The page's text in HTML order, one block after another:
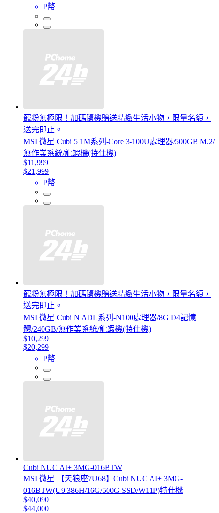
P幣
寵粉無極限！加碼隨機贈送精緻生活小物，限量名額，
送完即止。
MSI 微星 Cubi 5 1M系列-Core 3-100U處理器/500GB M.2/
無作業系統/龍蝦機(特仕機)
$11,999
$21,999
P幣
寵粉無極限！加碼隨機贈送精緻生活小物，限量名額，
送完即止。
MSI 微星 Cubi N ADL系列-N100處理器/8G D4記憶
體/240GB/無作業系統/龍蝦機(特仕機)
$10,299
$20,299
P幣
Cubi NUC AI+ 3MG-016BTW
MSI 微星 【天狼座7U68】Cubi NUC AI+ 3MG-
016BTW(U9 386H/16G/500G SSD/W11P)特仕機
$40,090
$44,000